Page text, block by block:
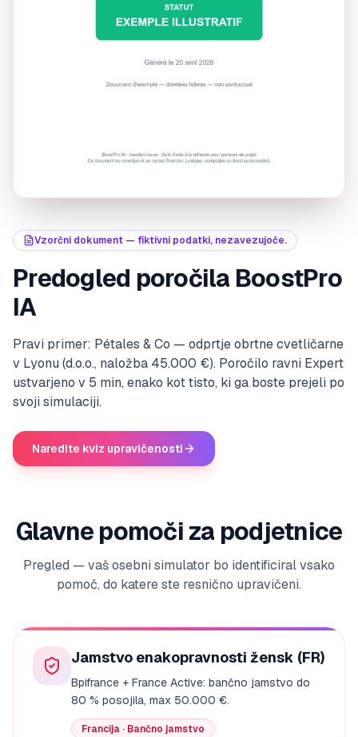
Vzorčni dokument — fiktivni podatki, nezavezujoče.
Predogled poročila BoostPro
IA
Pravi primer: Pétales & Co — odprtje obrtne cvetličarne
v Lyonu (d.o.o., naložba 45.000 €). Poročilo ravni Expert
ustvarjeno v 5 min, enako kot tisto, ki ga boste prejeli po
svoji simulaciji.
Naredite kviz upravičenosti
Glavne pomoči za podjetnice
Pregled — vaš osebni simulator bo identificiral vsako
pomoč, do katere ste resnično upravičeni.
Jamstvo enakopravnosti žensk (FR)
Bpifrance + France Active: bančno jamstvo do
80 % posojila, max 50.000 €.
Francija · Bančno jamstvo